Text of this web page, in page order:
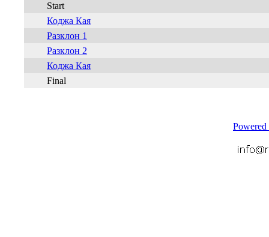
Start
Коджа Кая
Разклон 1
Разклон 2
Коджа Кая
Final